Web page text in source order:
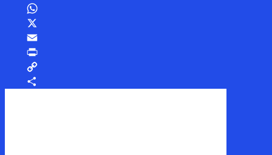
Facebook
WhatsApp
X
Email
Print
Copy